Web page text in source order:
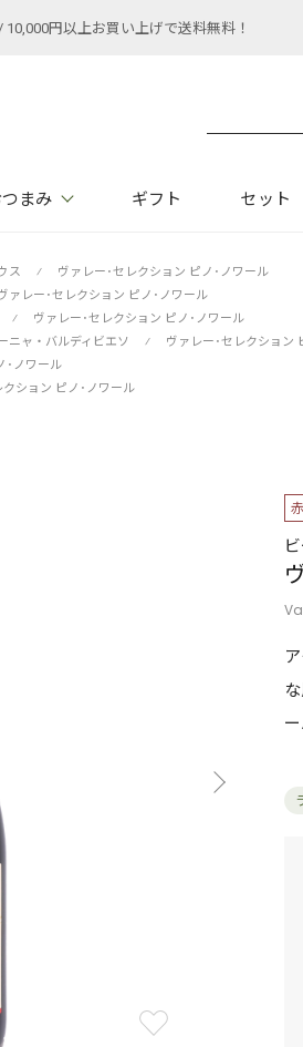
円以上お買い上げで送料無料！
まみ ギフト セット
ス ⁄
ヴァレー･セレクション ピノ･ノワール
ァレー･セレクション ピノ･ノワール
⁄
ヴァレー･セレクション ピノ･ノワール
ニャ・バルディビエソ ⁄
ヴァレー･セレクション
･ノワール
ション ピノ･ノワール
赤